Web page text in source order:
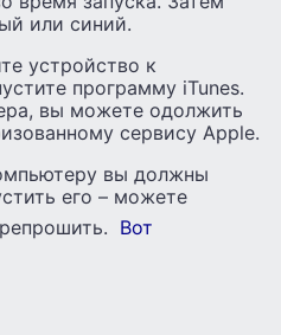
или синий.
устройство к
программу iTunes.
вы можете одолжить
сервису Apple.
вы должны
его – можете
Вот